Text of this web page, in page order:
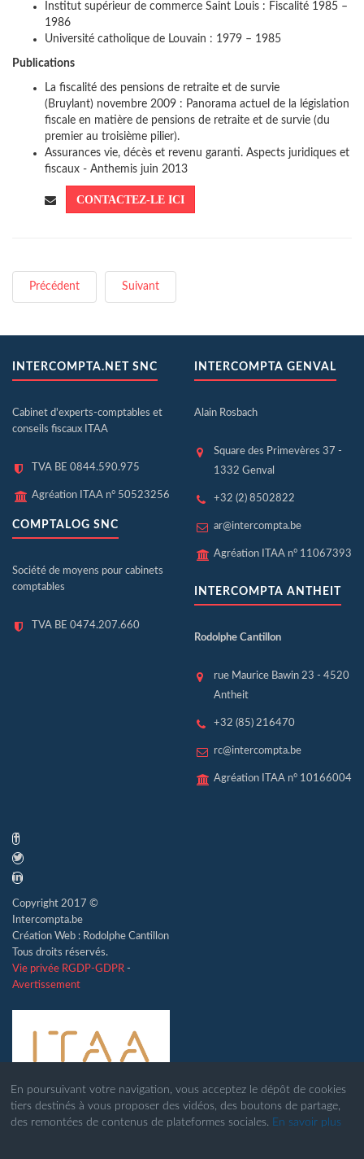
Institut supérieur de commerce Saint Louis : Fiscalité 1985 –
1986
Université catholique de Louvain : 1979 – 1985
Publications
La fiscalité des pensions de retraite et de survie
(Bruylant) novembre 2009 : Panorama actuel de la législation
fiscale en matière de pensions de retraite et de survie (du
premier au troisième pilier).
Assurances vie, décès et revenu garanti. Aspects juridiques et
fiscaux - Anthemis juin 2013
CONTACTEZ-LE ICI
Précédent Suivant
INTERCOMPTA.NET SNC
Cabinet d'experts-comptables et
conseils fiscaux ITAA
TVA BE 0844.590.975
Agréation ITAA n° 50523256
COMPTALOG SNC
Société de moyens pour cabinets
comptables
TVA BE 0474.207.660
INTERCOMPTA GENVAL
Alain Rosbach
Square des Primevères 37 -
1332 Genval
+32 (2) 8502822
ar@intercompta.be
Agréation ITAA n° 11067393
INTERCOMPTA ANTHEIT
Rodolphe Cantillon
rue Maurice Bawin 23 - 4520
Antheit
+32 (85) 216470
rc@intercompta.be
Agréation ITAA n° 10166004
En poursuivant votre navigation, vous acceptez le dépôt de cookies
tiers destinés à vous proposer des vidéos, des boutons de partage,
des remontées de contenus de plateformes sociales. En savoir plus
Copyright 2017 ©
Intercompta.be
Création Web : Rodolphe Cantillon
Tous droits réservés.
Vie privée RGDP-GDPR -
Avertissement